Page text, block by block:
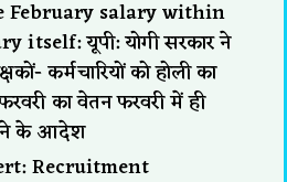
February salary within
itself: यूपी: योगी सरकार ने
कर्मचारियों को होली का
का वेतन फरवरी में ही
के आदेश
Recruitment